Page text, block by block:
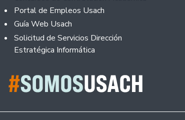
Portal de Empleos Usach
Guía Web Usach
Solicitud de Servicios Dirección
Estratégica Informática